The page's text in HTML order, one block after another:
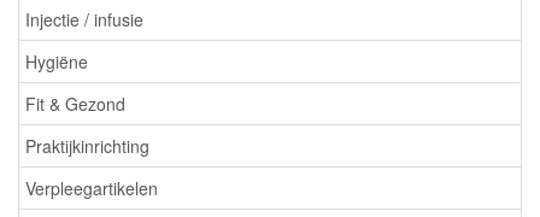
Injectie / infusie
Hygiëne
Fit & Gezond
Praktijkinrichting
Verpleegartikelen